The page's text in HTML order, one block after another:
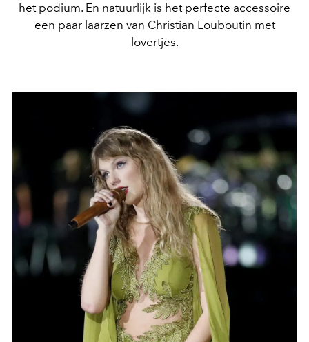
het podium. En natuurlijk is het perfecte accessoire
een paar laarzen van Christian Louboutin met
lovertjes.